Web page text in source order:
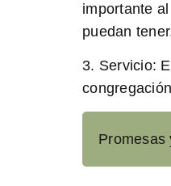
importante
puedan
3. Servicio:
Promesas